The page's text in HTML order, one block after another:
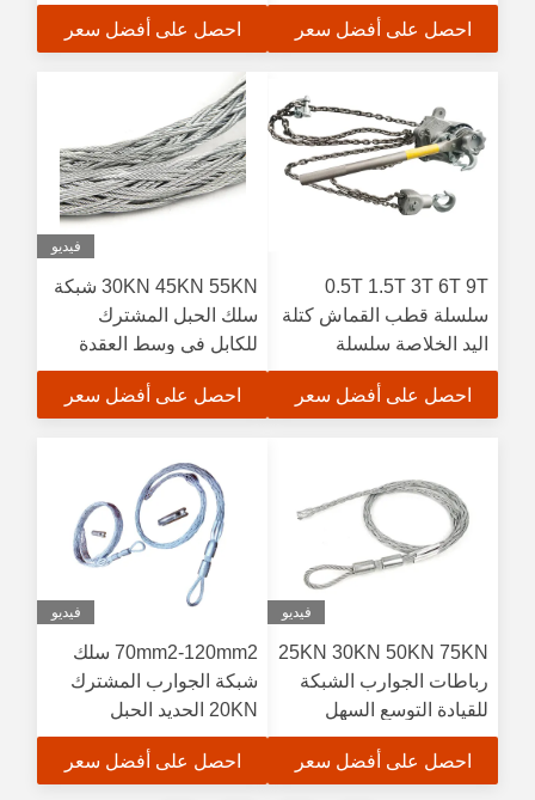
احصل على أفضل سعر احصل على أفضل سعر
0.5T 1.5T 3T 6T 9T
سلسلة قطب القماش كتلة
اليد الخلاصة سلسلة
مكافحة كتلة
احصل على أفضل سعر
فيديو
30KN 45KN 55KN شبكة
سلك الحبل المشترك
للكابل في وسط العقدة
السلسة
احصل على أفضل سعر
فيديو
25KN 30KN 50KN 75KN
رباطات الجوارب الشبكة
للقيادة التوسع السهل
احصل على أفضل سعر
فيديو
70mm2-120mm2 سلك
شبكة الجوارب المشترك
20KN الحديد الحبل
المشترك موافقة ISO
احصل على أفضل سعر